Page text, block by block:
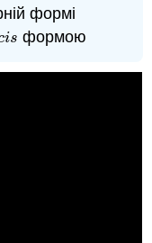
формі
is
is формою